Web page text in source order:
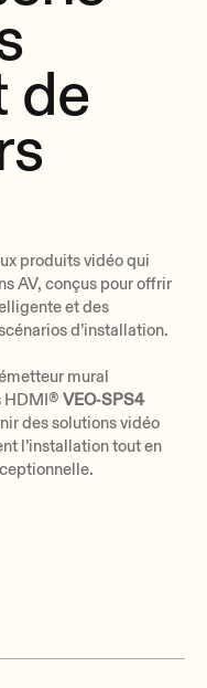
de
produits vidéo qui
AV, conçus pour offrir
et des
d’installation.
mural
HDMI® VEO‑SPS4
des solutions vidéo
l’installation tout en